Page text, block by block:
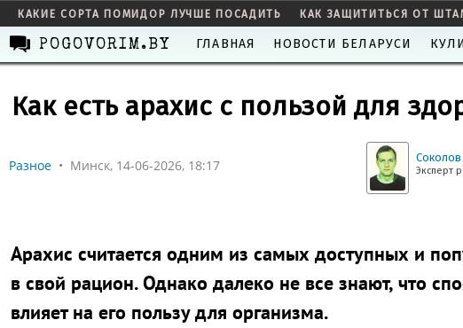
КАКИЕ СОРТА ПОМИДОР ЛУЧШЕ ПОСАДИТЬ КАК ЗАЩИТИТЬСЯ ОТ
POGOVORIM.BY ГЛАВНАЯ НОВОСТИ БЕЛАРУСИ
Как есть арахис с пользой для
Разное • Минск, 14-06-2026, 18:17 Соколов
Эксперт
Арахис считается одним из самых доступных и
в свой рацион. Однако далеко не все знают, что
влияет на его пользу для организма.